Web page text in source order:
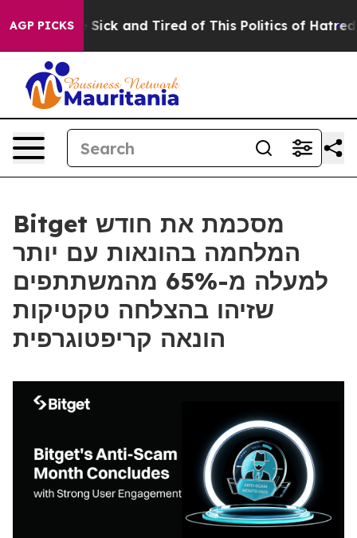
AGP PICKSAre Sick and Tired of This Politics of Hatred”
Bitget מסכמת את חודש
המלחמה בהונאות עם יותר
למעלה מ-65% מהמשתתפים
שזיהו בהצלחה טקטיקות
הונאה קריפטוגרפית